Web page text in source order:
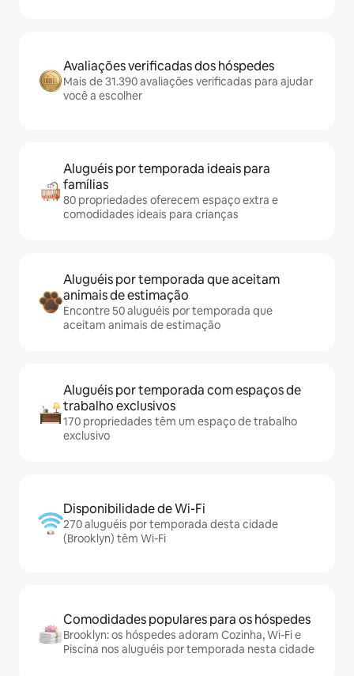
Avaliações verificadas dos hóspedes
Mais de 31.390 avaliações verificadas para ajudar
você a escolher
Aluguéis por temporada ideais para
famílias
80 propriedades oferecem espaço extra e
comodidades ideais para crianças
Aluguéis por temporada que aceitam
animais de estimação
Encontre 50 aluguéis por temporada que
aceitam animais de estimação
Aluguéis por temporada com espaços de
trabalho exclusivos
170 propriedades têm um espaço de trabalho
exclusivo
Disponibilidade de Wi-Fi
270 aluguéis por temporada desta cidade
(Brooklyn) têm Wi-Fi
Comodidades populares para os hóspedes
Brooklyn: os hóspedes adoram Cozinha, Wi-Fi e
Piscina nos aluguéis por temporada nesta cidade